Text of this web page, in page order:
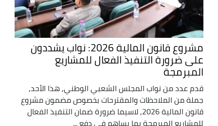
مشروع قانون المالية 2026: نواب يشددون
على ضرورة التنفيذ الفعال للمشاريع
المبرمجة
قدم عدد من نواب المجلس الشعبي الوطني, هذا الأحد,
جملة من الملاحظات والمقترحات بخصوص مضمون مشروع
قانون المالية 2026, لاسيما ضرورة ضمان التنفيذ الفعال
للمشاريع المبرمجة بما يساهم في دفع ...